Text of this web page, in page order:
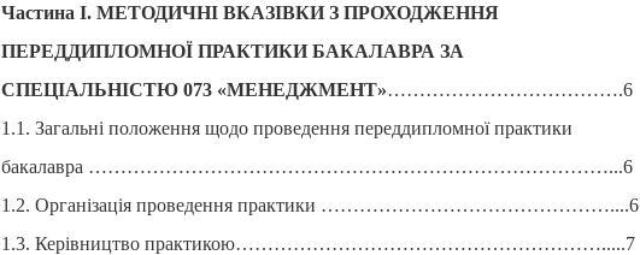
Частина І. МЕТОДИЧНІ ВКАЗІВКИ З ПРОХОДЖЕННЯ
ПЕРЕДДИПЛОМНОЇ ПРАКТИКИ БАКАЛАВРА ЗА
СПЕЦІАЛЬНІСТЮ 073 «МЕНЕДЖМЕНТ»……………………………….6
1.1. Загальні положення щодо проведення переддипломної практики
бакалавра ………………………………………………………………………...6
1.2. Організація проведення практики ………………………………………....6
1.3. Керівництво практикою………………………………………………….....7